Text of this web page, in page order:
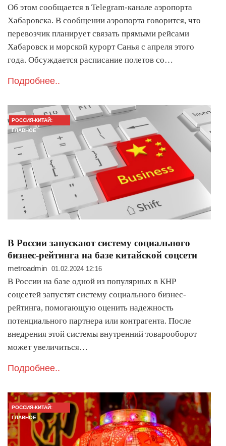
Об этом сообщается в Telegram-канале аэропорта
Хабаровска. В сообщении аэропорта говорится, что
перевозчик планирует связать прямыми рейсами
Хабаровск и морской курорт Санья с апреля этого
года. Обсуждается расписание полетов со…
Подробнее..
РОССИЯ-КИТАЙ:
ГЛАВНОЕ
В России запускают систему социального
бизнес-рейтинга на базе китайской соцсети
metroadmin 01.02.2024 12:16
В России на базе одной из популярных в КНР
соцсетей запустят систему социального бизнес-
рейтинга, помогающую оценить надежность
потенциального партнера или контрагента. После
внедрения этой системы внутренний товарооборот
может увеличиться…
Подробнее..
РОССИЯ-КИТАЙ:
ГЛАВНОЕ